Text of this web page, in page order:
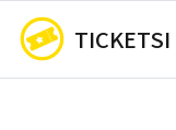
TICKETSI